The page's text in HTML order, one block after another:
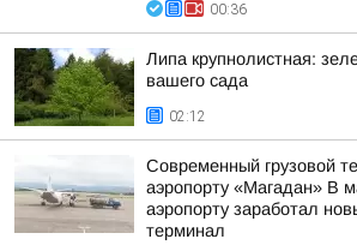
00:36
Липа крупнолистная:
вашего сада
02:12
Современный грузовой
аэропорту «Магадан» В
аэропорту заработал
терминал